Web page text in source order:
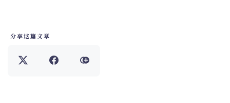
分享这篇文章